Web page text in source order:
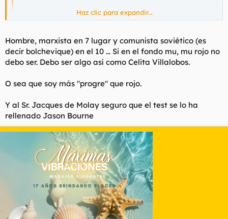
eso que significa?
Your prediction for your #1 result: Social Democratic. Does
Your Results The list below is modified by your input. Note:
The selector author alone determined the questions and
scoring of these results.
#1 American "Liberal"
#3 Social Democratic
#4 Social-Liberal
#5 Anarcho-Communist
#6 Left-wing Neoliberal (Clinton)
#7 Marxist
Coño y que quieres que te ponga el test ¿bolchevique?, lo que
te ha salido es rojo rojo
Haz clic para expandir...
Hombre, marxista en 7 lugar y comunista soviético (es
decir bolchevique) en el 10 ... Si en el fondo mu, mu rojo no
debo ser. Debo ser algo así como Celita Villalobos.
O sea que soy más "progre" que rojo.
Y al Sr. Jacques de Molay seguro que el test se lo ha
rellenado Jason Bourne